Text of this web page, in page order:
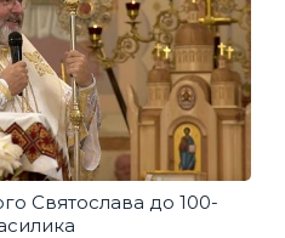
Святослава до 100-